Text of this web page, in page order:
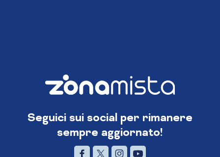
Seguici sui social per rimanere
sempre aggiornato!